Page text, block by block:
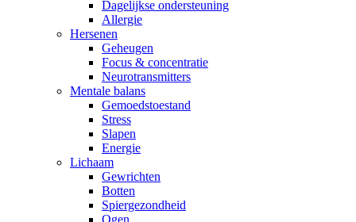
Dagelijkse ondersteuning
Allergie
Hersenen
Geheugen
Focus & concentratie
Neurotransmitters
Mentale balans
Gemoedstoestand
Stress
Slapen
Energie
Lichaam
Gewrichten
Botten
Spiergezondheid
Ogen